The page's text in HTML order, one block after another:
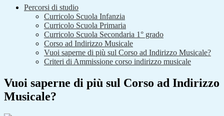
Percorsi di studio
Curricolo Scuola Infanzia
Curricolo Scuola Primaria
Curricolo Scuola Secondaria 1° grado
Corso ad Indirizzo Musicale
Vuoi saperne di più sul Corso ad Indirizzo Musicale?
Criteri di Ammissione corso indirizzo musicale
Vuoi saperne di più sul Corso ad Indirizzo
Musicale?